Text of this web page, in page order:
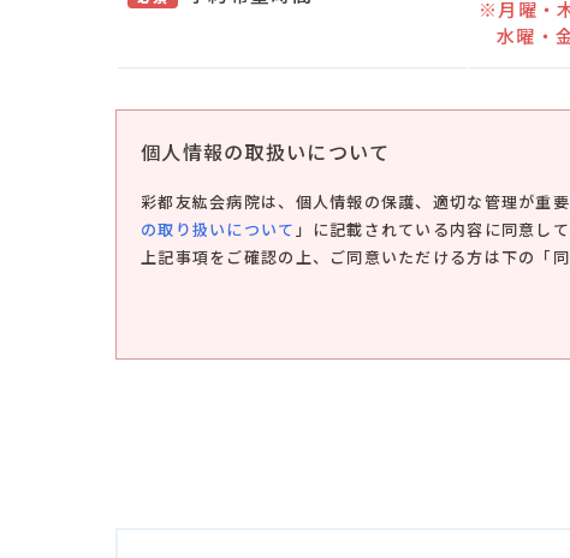
※月曜・
水曜・
個人情報の取扱いについて
彩都友紘会病院は、個人情報の保護、適切な管理が重
の取り扱いについて 」に記載されている内容に同意し
上記事項をご確認の上、ご同意いただける方は下の「